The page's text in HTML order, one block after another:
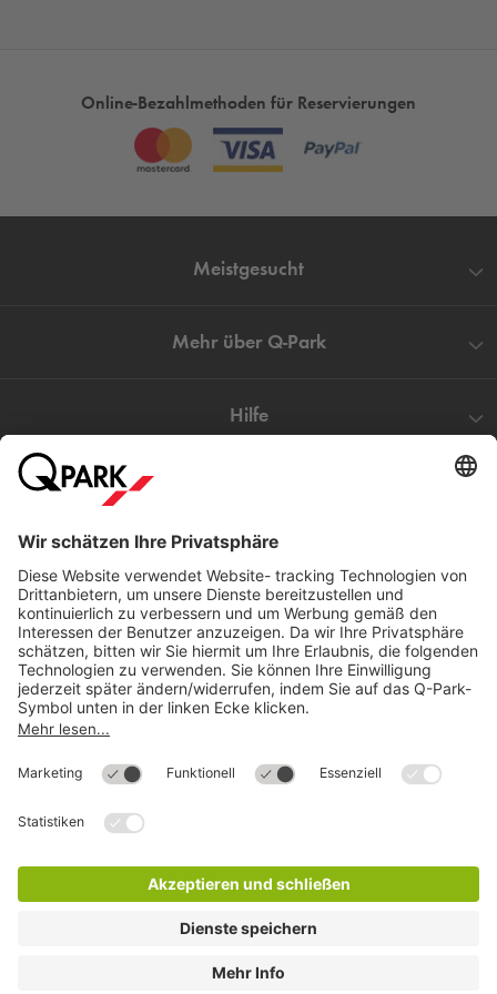
sichern sie sich unseren Nachttarif bei einer nächtlichen
Besuch in Darmstadt. Nutzen Sie die Zeit in Darmstadt und
besuchen Sie auch weitere Angebote der Stadt ohne
heute schon Ihren Parkplatz für morgen, um sich eine lange
Parkplatzsuche zu ersparen.
Online-Bezahlmethoden für Reservierungen
Meistgesucht
Mehr über Q-Park
Hilfe
©
Q-ParkDeutschland (2018)
Datenschutzerklärung
Impressum